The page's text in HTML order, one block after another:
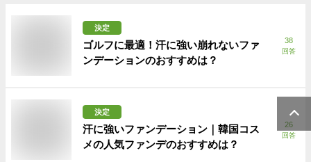
決定
ゴルフに最適！汗に強い崩れないファ
ンデーションのおすすめは？
38
回答
決定
汗に強いファンデーション｜韓国コス
メの人気ファンデのおすすめは？
26
回答